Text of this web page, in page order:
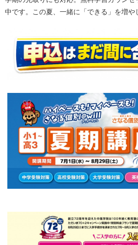
中です。この夏、一緒に「できる」を増や